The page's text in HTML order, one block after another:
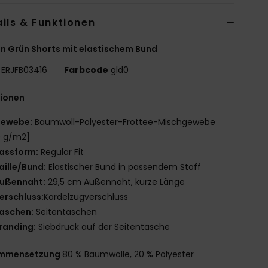
& Funktionen
Grün Shorts mit elastischem Bund
ERJFB03416 Farbcode gld0
Baumwoll-Polyester-Frottee-Mischgewebe
g/m2]
Regular Fit
Bund: Elastischer Bund in passendem Stoff
29,5 cm Außennaht, kurze Länge
Kordelzugverschluss
Seitentaschen
Siebdruck auf der Seitentasche
80 % Baumwolle, 20 % Polyester